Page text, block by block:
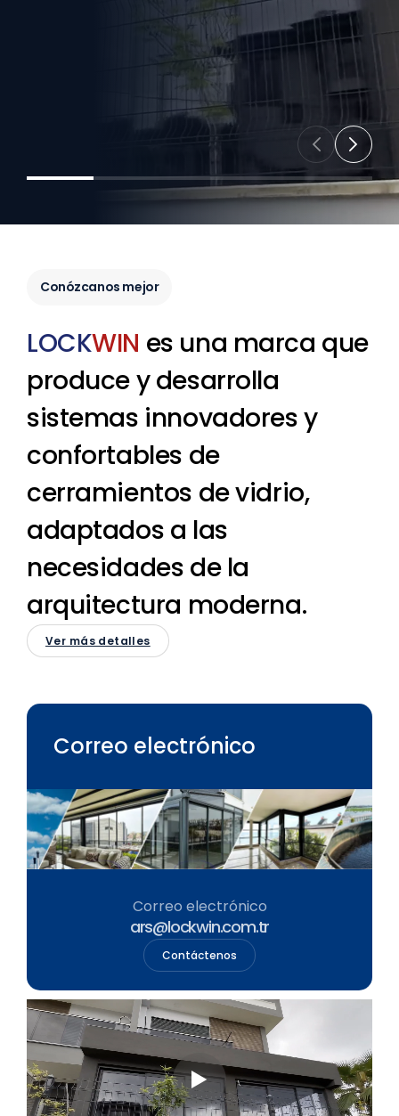
Conózcanos mejor
LOCKWIN es una marca que
produce y desarrolla
sistemas innovadores y
confortables de
cerramientos de vidrio,
adaptados a las
necesidades de la
arquitectura moderna.
Ver más detalles
Correo electrónico
Correo electrónico
ars@lockwin.com.tr
Contáctenos